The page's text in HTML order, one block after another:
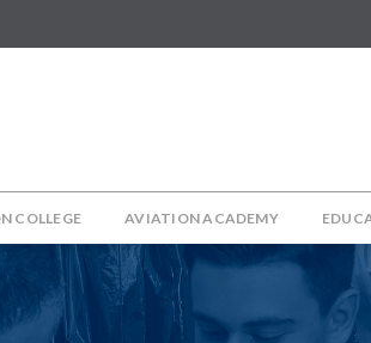
COLLEGE AVIATION ACADEMY